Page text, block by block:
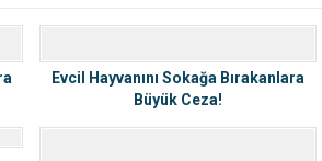
Evcil Hayvanını Sokağa Bırakanlara
Büyük Ceza!